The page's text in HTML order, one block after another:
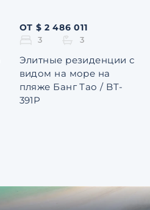
ОТ $ 2 486 011
3 3
Элитные резиденции с
видом на море на
пляже Банг Тао / BT-
391P